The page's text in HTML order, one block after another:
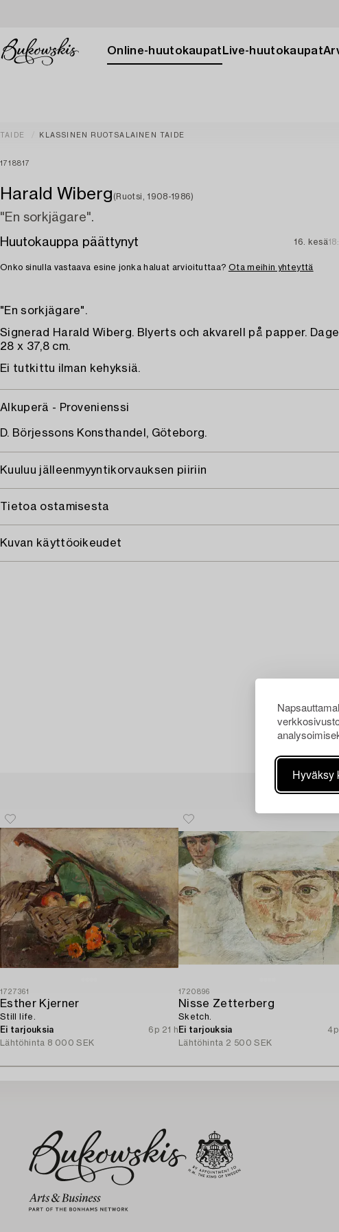
Hyväksy
Online-huutokaupat Live-huutokaupat
TAIDE KLASSINEN RUOTSALAINEN TAIDE
1718817
Harald Wiberg (Ruotsi, 1908-1986)
"En sorkjägare".
Huutokauppa päättynyt
16. kesä
Onko sinulla vastaava esine jonka haluat arvioituttaa? Ota meihin yhteyttä
"En sorkjägare".
Signerad Harald Wiberg. Blyerts och akvarell på papper.
28 x 37,8 cm.
Ei tutkittu ilman kehyksiä.
Alkuperä - Provenienssi
D. Börjessons Konsthandel, Göteborg.
Kuuluu jälleenmyyntikorvauksen piiriin
Tietoa ostamisesta
Kuvan käyttöoikeudet
1727361
Esther Kjerner
Still life.
Ei tarjouksia
6p 21 h
Lähtöhinta 8 000 SEK
1720896
Nisse Zetterberg
Sketch.
Ei tarjouksia
4p
Lähtöhinta 2 500 SEK